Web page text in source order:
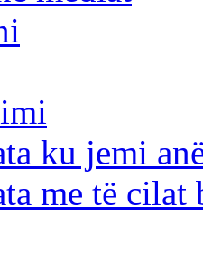
ku jemi
me të cilat